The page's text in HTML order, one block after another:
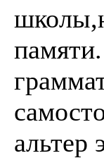
альтер